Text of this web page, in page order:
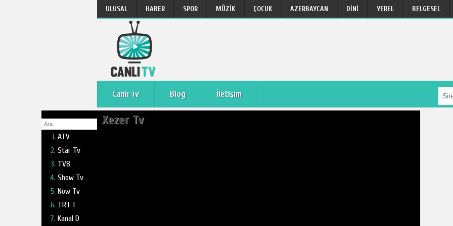
ULUSAL HABER SPOR MÜZIK ÇOCUK AZERBAYCAN DINI YEREL BELGESEL
Canlı Tv Blog İletişim
ATV
Star Tv
TV8
Show Tv
Now Tv
TRT 1
Kanal D
Xezer Tv